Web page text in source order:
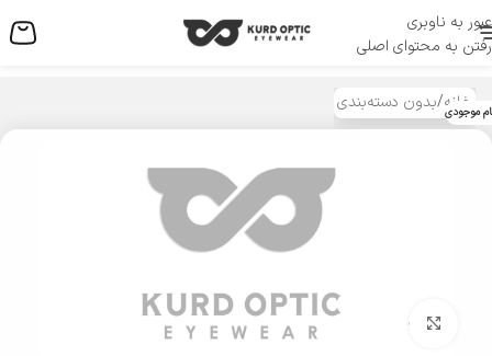
عبور به ناوبری
رفتن به محتوای اصلی
منو
خانه/بدون دسته‌بندی موجودی
بزرگنمایی تصویر